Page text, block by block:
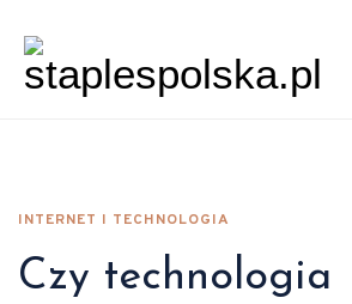
INTERNET I TECHNOLOGIA
Czy technologia